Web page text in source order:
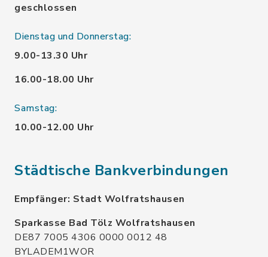
geschlossen
Dienstag und Donnerstag:
9.00-13.30 Uhr
16.00-18.00 Uhr
Samstag:
10.00-12.00 Uhr
Städtische Bankverbindungen
Empfänger: Stadt Wolfratshausen
Sparkasse Bad Tölz Wolfratshausen
DE87 7005 4306 0000 0012 48
BYLADEM1WOR